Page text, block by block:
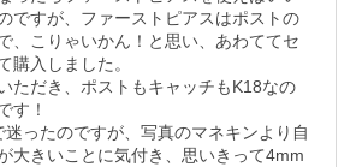
ですが、ファーストピアスはポストの
、こりゃいかん！と思い、あわててセ
購入しました。
ただき、ポストもキャッチもK18なの
す！
ったのですが、写真のマネキンより自
大きいことに気付き、思いきって4mm